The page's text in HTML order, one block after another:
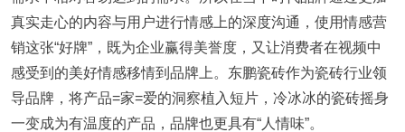
真实走心的内容与用户进行情感上的深度沟通，使用情感营
销这张“好牌”，既为企业赢得美誉度，又让消费者在视频中
感受到的美好情感移情到品牌上。东鹏瓷砖作为瓷砖行业领
导品牌，将产品=家=爱的洞察植入短片，冷冰冰的瓷砖摇身
一变成为有温度的产品，品牌也更具有“人情味”。